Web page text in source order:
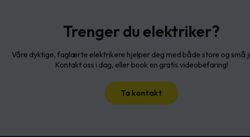
Trenger du elektriker?
Våre dyktige, faglærte elektrikere hjelper deg med både store og små
Kontakt oss i dag, eller book en gratis videobefaring!
Ta kontakt